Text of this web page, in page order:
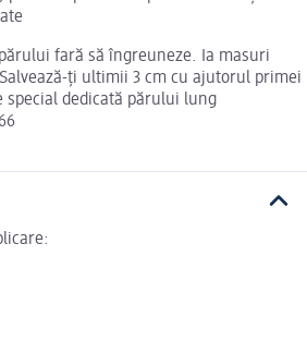
fară să îngreuneze. Ia masuri
ți ultimii 3 cm cu ajutorul primei
special dedicată părului lung